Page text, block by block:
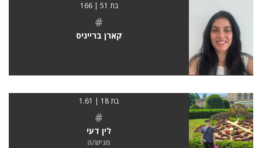
בת 51 | 166
#
קארן ברייניס
בת 18 | 1.61
#
לין דעי
מגיש/ה